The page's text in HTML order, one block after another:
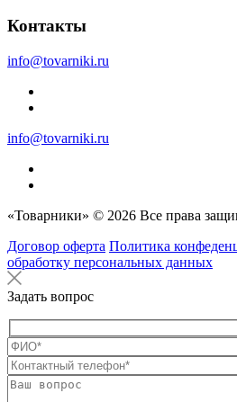
Контакты
info@tovarniki.ru
info@tovarniki.ru
«Товарники» © 2026 Все права
Договор оферта Политика
обработку персональных данных
Задать вопрос